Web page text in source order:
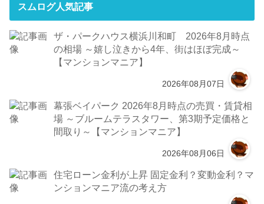
スムログ人気記事
ザ・パークハウス横浜川和町 2026年8月時点
の相場 ～嬉し泣きから4年、街はほぼ完成～
【マンションマニア】
2026年08月07日
幕張ベイパーク 2026年8月時点の売買・賃貸相
場 ～ブルームテラスタワー、第3期予定価格と
間取り～【マンションマニア】
2026年08月06日
住宅ローン金利が上昇 固定金利？変動金利？マ
ンションマニア流の考え方